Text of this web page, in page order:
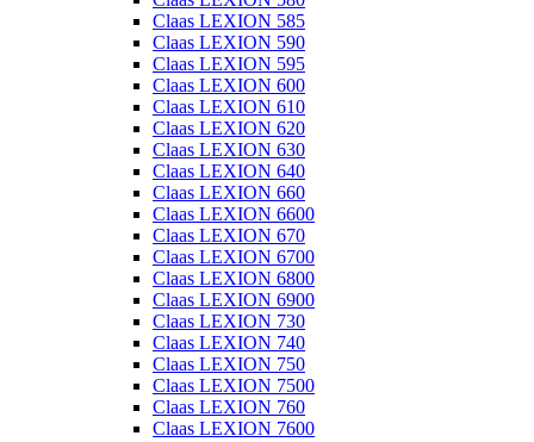
Claas LEXION 585
Claas LEXION 590
Claas LEXION 595
Claas LEXION 600
Claas LEXION 610
Claas LEXION 620
Claas LEXION 630
Claas LEXION 640
Claas LEXION 660
Claas LEXION 6600
Claas LEXION 670
Claas LEXION 6700
Claas LEXION 6800
Claas LEXION 6900
Claas LEXION 730
Claas LEXION 740
Claas LEXION 750
Claas LEXION 7500
Claas LEXION 760
Claas LEXION 7600